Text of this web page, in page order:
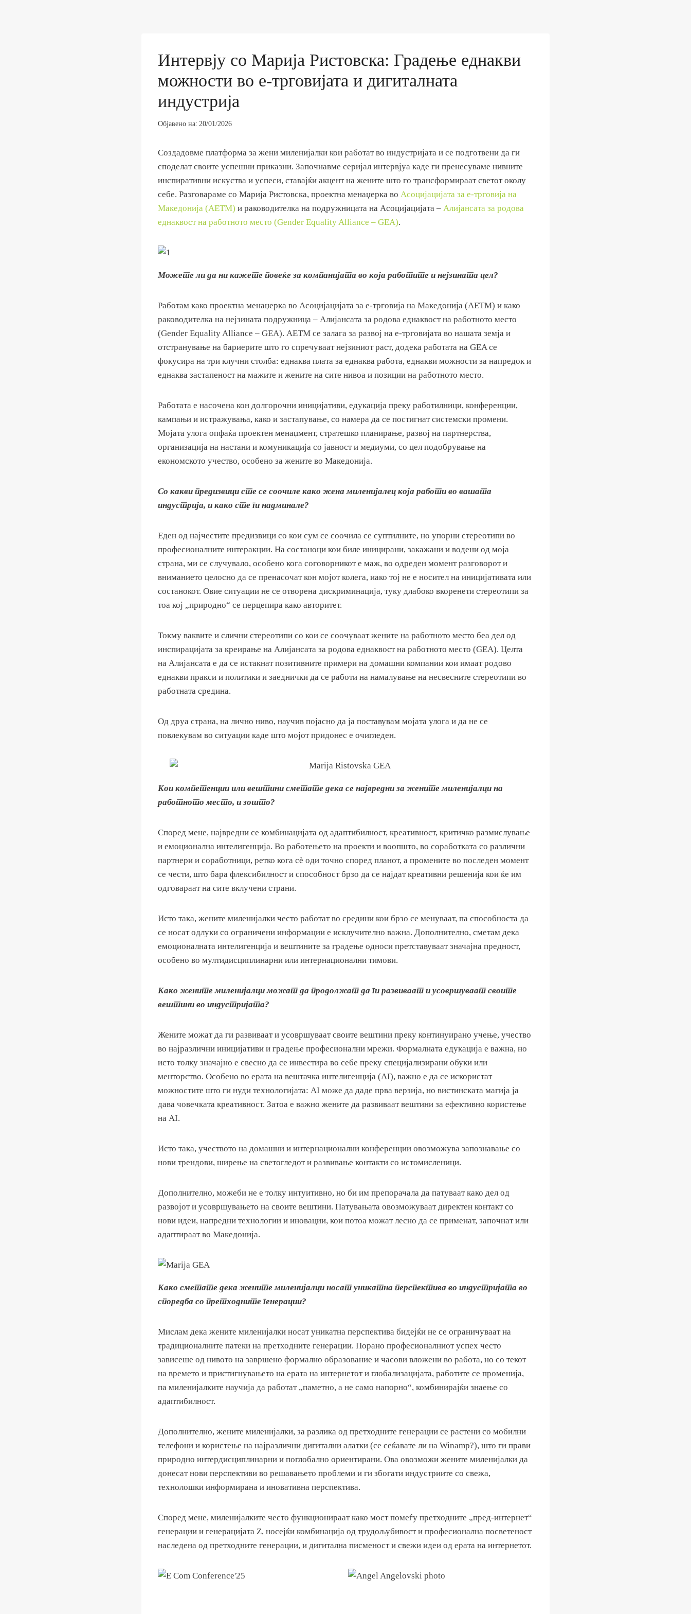
Интервју со Марија Ристовска: Градење еднакви
можности во е-трговијата и дигиталната
индустрија
Објавено на: 20/01/2026
Создадовме платформа за жени миленијалки кои работат во индустријата и се подготвени да ги
споделат своите успешни приказни. Започнавме серијал интервјуа каде ги пренесуваме нивните
инспиративни искуства и успеси, ставајќи акцент на жените што го трансформираат светот околу
себе. Разговараме со Марија Ристовска, проектна менаџерка во Асоцијацијата за е-трговија на
Македонија (АЕТМ) и раководителка на подружницата на Асоцијацијата – Алијансата за родова
еднаквост на работното место (Gender Equality Alliance – GEA).
Можете ли да ни кажете повеќе за компанијата во која работите и нејзината цел?
Рaботам како проектна менаџерка во Асоцијацијата за е-трговија на Македонија (АЕТМ) и како
раководителка на нејзината подружница – Алијансата за родова еднаквост на работното место
(Gender Equality Alliance – GEA). АЕТМ се залага за развој на е-трговијата во нашата земја и
отстранување на бариерите што го спречуваат нејзиниот раст, додека работата на GEA се
фокусира на три клучни столба: еднаква плата за еднаква работа, еднакви можности за напредок и
еднаква застапеност на мажите и жените на сите нивоа и позиции на работното место.
Работата е насочена кон долгорочни иницијативи, едукација преку работилници, конференции,
кампањи и истражувања, како и застапување, со намера да се постигнат системски промени.
Мојата улога опфаќа проектен менаџмент, стратешко планирање, развој на партнерства,
организација на настани и комуникација со јавност и медиуми, со цел подобрување на
економското учество, особено за жените во Македонија.
Со какви предизвици сте се соочиле како жена миленијалец која работи во вашата
индустрија, и како сте ги надминале?
Еден од најчестите предизвици со кои сум се соочила се суптилните, но упорни стереотипи во
професионалните интеракции. На состаноци кои биле иницирани, закажани и водени од моја
страна, ми се случувало, особено кога соговорникот е маж, во одреден момент разговорот и
вниманието целосно да се пренасочат кон мојот колега, иако тој не е носител на иницијативата или
состанокот. Овие ситуации не се отворена дискриминација, туку длабоко вкоренети стереотипи за
тоа кој „природно“ се перцепира како авторитет.
Токму ваквите и слични стереотипи со кои се соочуваат жените на работното место беа дел од
инспирацијата за креирање на Алијансата за родова еднаквост на работното место (GEA). Целта
на Алијансата е да се истакнат позитивните примери на домашни компании кои имаат родово
еднакви пракси и политики и заеднички да се работи на намалување на несвесните стереотипи во
работната средина.
Од друа страна, на лично ниво, научив појасно да ја поставувам мојата улога и да не се
повлекувам во ситуации каде што мојот придонес е очигледен.
Кои компетенции или вештини сметате дека се највредни за жените миленијалци на
работното место, и зошто?
Според мене, највредни се комбинацијата од адаптибилност, креативност, критичко размислување
и емоционална интелигенција. Во работењето на проекти и воопшто, во соработката со различни
партнери и соработници, ретко кога сè оди точно според планот, а промените во последен момент
се чести, што бара флексибилност и способност брзо да се најдат креативни решенија кои ќе им
одговараат на сите вклучени страни.
Исто така, жените миленијалки често работат во средини кои брзо се менуваат, па способноста да
се носат одлуки со ограничени информации е исклучително важна. Дополнително, сметам дека
емоционалната интелигенција и вештините за градење односи претставуваат значајна предност,
особено во мултидисциплинарни или интернационални тимови.
Како жените миленијалци можат да продолжат да ги развиваат и усовршуваат своите
вештини во индустријата?
Жените можат да ги развиваат и усовршуваат своите вештини преку континуирано учење, учество
во најразлични иницијативи и градење професионални мрежи. Формалната едукација е важна, но
исто толку значајно е свесно да се инвестира во себе преку специјализирани обуки или
менторство. Особено во ерата на вештачка интелигенција (AI), важно е да се искористат
можностите што ги нуди технологијата: AI може да даде прва верзија, но вистинската магија ја
дава човечката креативност. Затоа е важно жените да развиваат вештини за ефективно користење
на AI.
Исто така, учеството на домашни и интернационални конференции овозможува запознавање со
нови трендови, ширење на светогледот и развивање контакти со истомисленици.
Дополнително, можеби не е толку интуитивно, но би им препорачала да патуваат како дел од
развојот и усовршувањето на своите вештини. Патувањата овозможуваат директен контакт со
нови идеи, напредни технологии и иновации, кои потоа можат лесно да се применат, започнат или
адаптираат во Македонија.
Како сметате дека жените миленијалци носат уникатна перспектива во индустријата во
споредба со претходните генерации?
Мислам дека жените миленијалки носат уникатна перспектива бидејќи не се ограничуваат на
традиционалните патеки на претходните генерации. Порано професионалниот успех често
зависеше од нивото на завршено формално образование и часови вложени во работа, но со текот
на времето и пристигнувањето на ерата на интернетот и глобализацијата, работите се променија,
па миленијалките научија да работат „паметно, а не само напорно“, комбинирајќи знаење со
адаптибилност.
Дополнително, жените миленијалки, за разлика од претходните генерации се растени со мобилни
телефони и користење на најразлични дигитални алатки (се сеќавате ли на Winamp?), што ги прави
природно интердисциплинарни и поглобално ориентирани. Овa овозможи жените миленијалки да
донесат нови перспективи во решавањето проблеми и ги збогати индустриите со свежа,
технолошки информирана и иновативна перспектива.
Според мене, миленијалките често функционираат како мост помеѓу претходните „пред-интернет“
генерации и генерацијата Z, носејќи комбинација од трудољубивост и професионална посветеност
наследена од претходните генерации, и дигитална писменост и свежи идеи од ерата на интернетот.